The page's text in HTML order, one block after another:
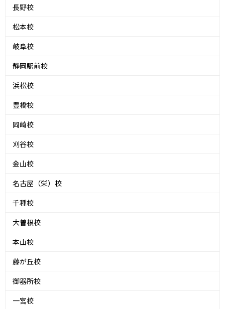
長野校
松本校
岐阜校
静岡駅前校
浜松校
豊橋校
岡崎校
刈谷校
金山校
名古屋（栄）校
千種校
大曽根校
本山校
藤が丘校
御器所校
一宮校